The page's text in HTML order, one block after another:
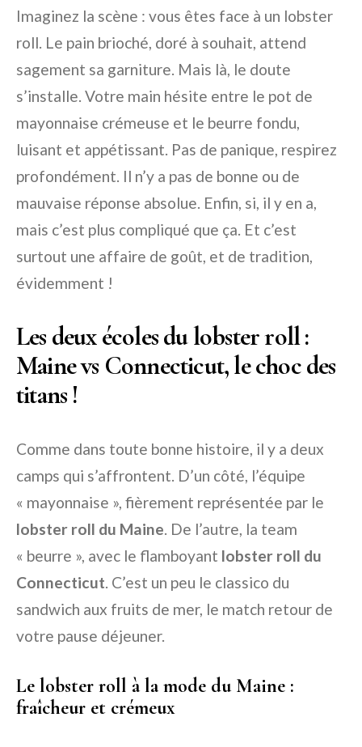
Imaginez la scène : vous êtes face à un lobster
roll. Le pain brioché, doré à souhait, attend
sagement sa garniture. Mais là, le doute
s’installe. Votre main hésite entre le pot de
mayonnaise crémeuse et le beurre fondu,
luisant et appétissant. Pas de panique, respirez
profondément. Il n’y a pas de bonne ou de
mauvaise réponse absolue. Enfin, si, il y en a,
mais c’est plus compliqué que ça. Et c’est
surtout une affaire de goût, et de tradition,
évidemment !
Les deux écoles du lobster roll :
Maine vs Connecticut, le choc des
titans !
Comme dans toute bonne histoire, il y a deux
camps qui s’affrontent. D’un côté, l’équipe
« mayonnaise », fièrement représentée par le
lobster roll du Maine. De l’autre, la team
« beurre », avec le flamboyant lobster roll du
Connecticut. C’est un peu le classico du
sandwich aux fruits de mer, le match retour de
votre pause déjeuner.
Le lobster roll à la mode du Maine :
fraîcheur et crémeux